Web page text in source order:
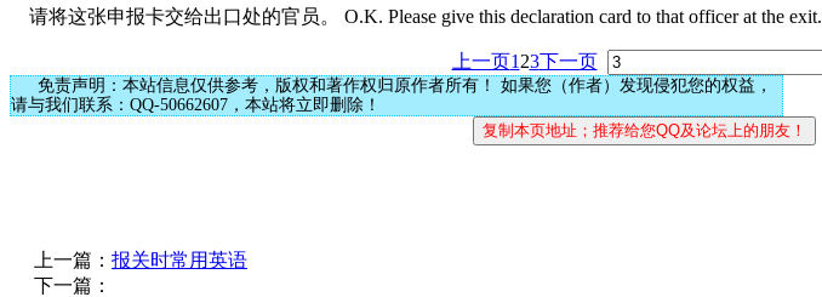
请将这张申报卡交给出口处的官员。 O.K. Please give this declaration card to that officer at the exit.
上一页1 23下一页
免责声明：本站信息仅供参考，版权和著作权归原作者所有！ 如果您（作者）发现侵犯您的权益，
请与我们联系：QQ-50662607，本站将立即删除！
上一篇： 报关时常用英语
下一篇：